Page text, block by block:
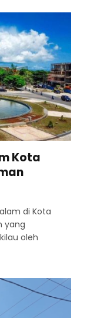
Kota
di Kota
yang
oleh